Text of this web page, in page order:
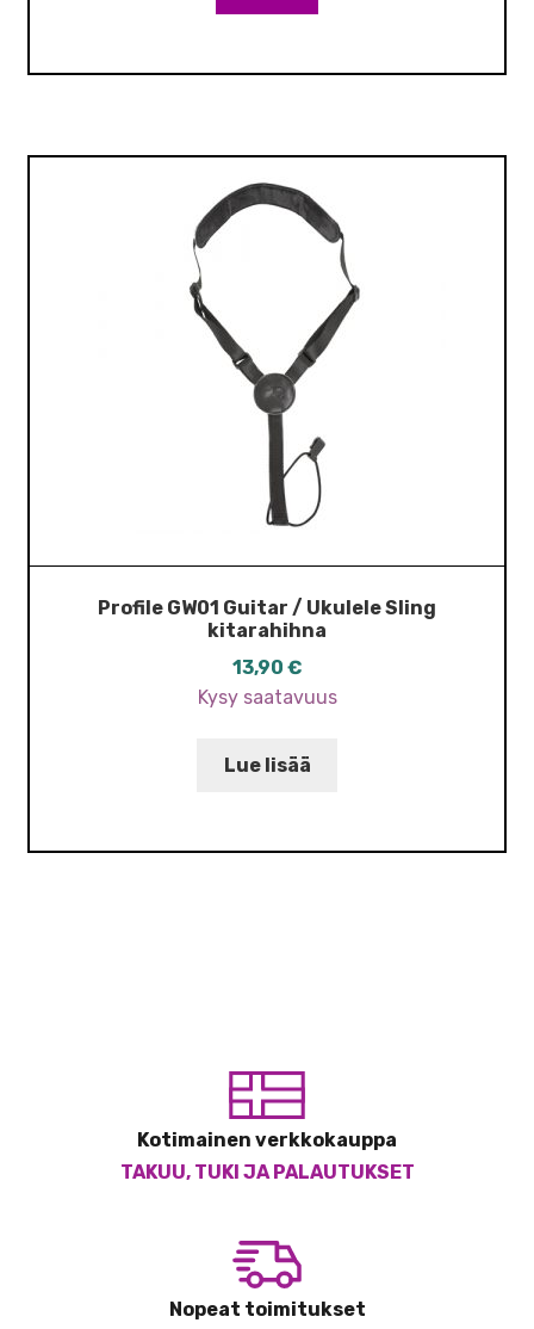
Profile GW01 Guitar / Ukulele Sling
kitarahihna
13,90 €
Kysy saatavuus
Lue lisää
Kotimainen verkkokauppa
TAKUU, TUKI JA PALAUTUKSET
Nopeat toimitukset